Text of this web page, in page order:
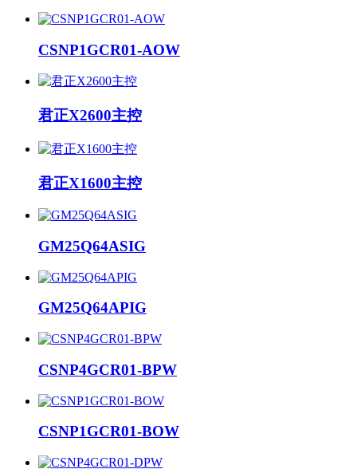
CSNP1GCR01-AOW
君正X2600主控
君正X1600主控
GM25Q64ASIG
GM25Q64APIG
CSNP4GCR01-BPW
CSNP1GCR01-BOW